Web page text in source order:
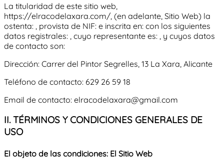
La titularidad de este sitio web,
https://elracodelaxara.com/ , (en adelante, Sitio Web) la
ostenta: , provista de NIF: e inscrita en: con los siguientes
datos registrales: , cuyo representante es: , y cuyos datos
de contacto son:
Dirección: Carrer del Pintor Segrelles, 13 La Xara, Alicante
Teléfono de contacto: 629 26 59 18
Email de contacto: elracodelaxara@gmail.com
II. TÉRMINOS Y CONDICIONES GENERALES DE
USO
El objeto de las condiciones: El Sitio Web